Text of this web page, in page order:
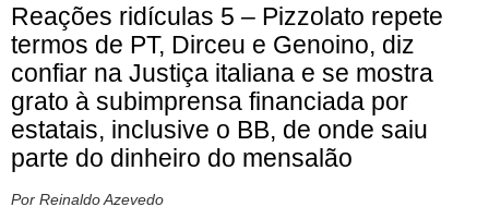
Reações ridículas 5 – Pizzolato repete
termos de PT, Dirceu e Genoino, diz
confiar na Justiça italiana e se mostra
grato à subimprensa financiada por
estatais, inclusive o BB, de onde saiu
parte do dinheiro do mensalão
Por Reinaldo Azevedo